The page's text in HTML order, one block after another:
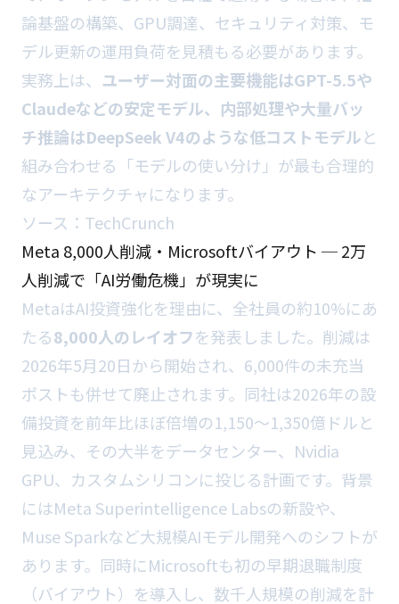
論基盤の構築、GPU調達、セキュリティ対策、モ
デル更新の運用負荷を見積もる必要があります。
実務上は、 ユーザー対面の主要機能はGPT-5.5や
Claudeなどの安定モデル、内部処理や大量バッ
チ推論はDeepSeek V4のような低コストモデルと
組み合わせる「モデルの使い分け」が最も合理的
なアーキテクチャになります。
ソース： TechCrunch
Meta 8,000人削減・Microsoftバイアウト ─ 2万
人削減で「AI労働危機」が現実に
MetaはAI投資強化を理由に、全社員の約10%にあ
たる8,000人のレイオフを発表しました。削減は
2026年5月20日から開始され、6,000件の未充当
ポストも併せて廃止されます。同社は2026年の設
備投資を前年比ほぼ倍増の1,150〜1,350億ドルと
見込み、その大半をデータセンター、Nvidia
GPU、カスタムシリコンに投じる計画です。背景
にはMeta Superintelligence Labsの新設や、
Muse Sparkなど大規模AIモデル開発へのシフトが
あります。同時にMicrosoftも初の早期退職制度
（バイアウト）を導入し、数千人規模の削減を計